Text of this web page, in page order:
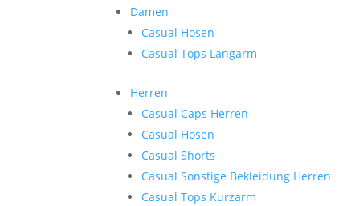
Damen
Casual Hosen
Casual Tops Langarm
Herren
Casual Caps Herren
Casual Hosen
Casual Shorts
Casual Sonstige Bekleidung Herren
Casual Tops Kurzarm